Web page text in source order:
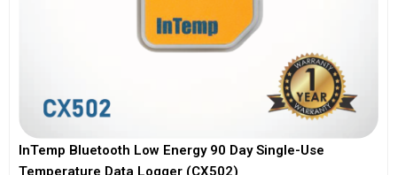
InTemp Bluetooth Low Energy 90 Day Single-Use